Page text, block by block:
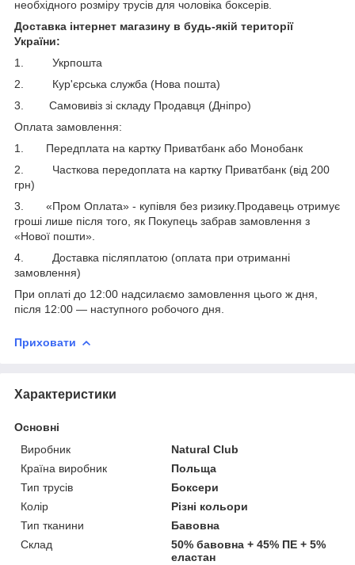
необхідного розміру трусів для чоловіка боксерів.
Доставка інтернет магазину в будь-якій території
України:
1. Укрпошта
2. Кур'єрська служба (Нова пошта)
3. Самовивіз зі складу Продавця (Дніпро)
Оплата замовлення:
1. Передплата на картку Приватбанк або Монобанк
2. Часткова передоплата на картку Приватбанк (від 200
грн)
3. «Пром Оплата» - купівля без ризику.Продавець отримує
гроші лише після того, як Покупець забрав замовлення з
«Нової пошти».
4. Доставка післяплатою (оплата при отриманні
замовлення)
При оплаті до 12:00 надсилаємо замовлення цього ж дня,
після 12:00 ― наступного робочого дня.
Приховати
Характеристики
Основні
Виробник
Natural Club
Країна виробник
Польща
Тип трусів
Боксери
Колір
Різні кольори
Тип тканини
Бавовна
Склад
50% бавовна + 45% ПЕ + 5%
еластан